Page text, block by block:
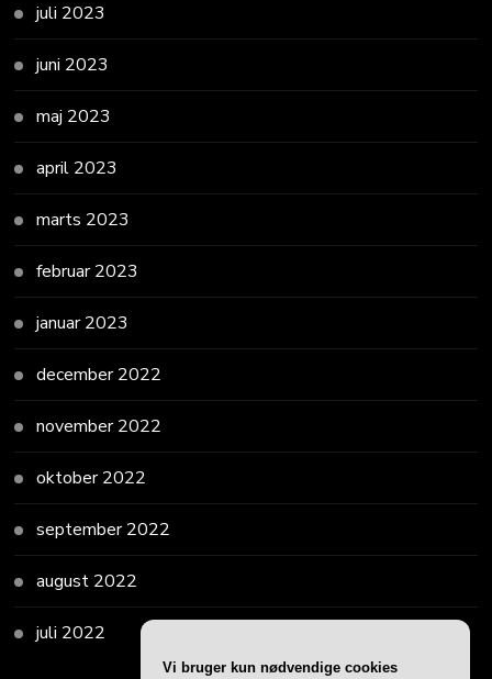
juli 2023
juni 2023
maj 2023
april 2023
marts 2023
februar 2023
januar 2023
december 2022
november 2022
oktober 2022
september 2022
august 2022
juli 2022
Vi bruger kun nødvendige cookies